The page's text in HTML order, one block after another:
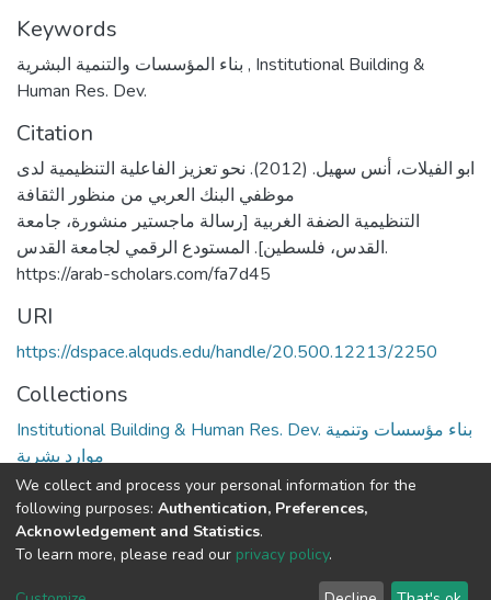
Keywords
, Institutional Building &
Human Res. Dev.
Citation
ابو الفيلات، أنس سهيل. (2012). نحو تعزيز الفاعلية التنظيمية لدى
موظفي البنك العربي من منظور الثقافة
التنظيمية الضفة الغربية [رسالة ماجستير منشورة، جامعة
القدس، فلسطين]. المستودع الرقمي لجامعة القدس.
https://arab-scholars.com/fa7d45
URI
https://dspace.alquds.edu/handle/20.500.12213/2250
Collections
Institutional Building & Human Res. Dev. بناء مؤسسات وتنمية
موارد بشرية
Full item page
Cookie End User Send
We collect and process your personal information for the
following purposes: Authentication, Preferences,
Acknowledgement and Statistics.
To learn more, please read our privacy policy.